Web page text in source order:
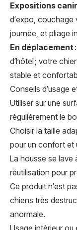
Expositions
d’expo, couchage
journée, et pliage
En déplacement
d’hôtel ; votre
stable et
Conseils d’usage
Utiliser sur une
régulièrement le
Choisir la taille
pour un confort et
La housse se lave
réutilisation pour
Ce produit n’est
chiens très
anormale.
Usage intérieur ou